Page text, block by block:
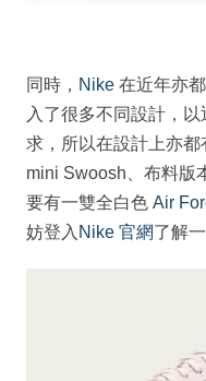
同時， Nike 在近年亦
入了很多不同設計，
求，所以在設計上亦
mini Swoosh、布料版
要有一雙全白色 Air
妨登入 Nike 官網了解一